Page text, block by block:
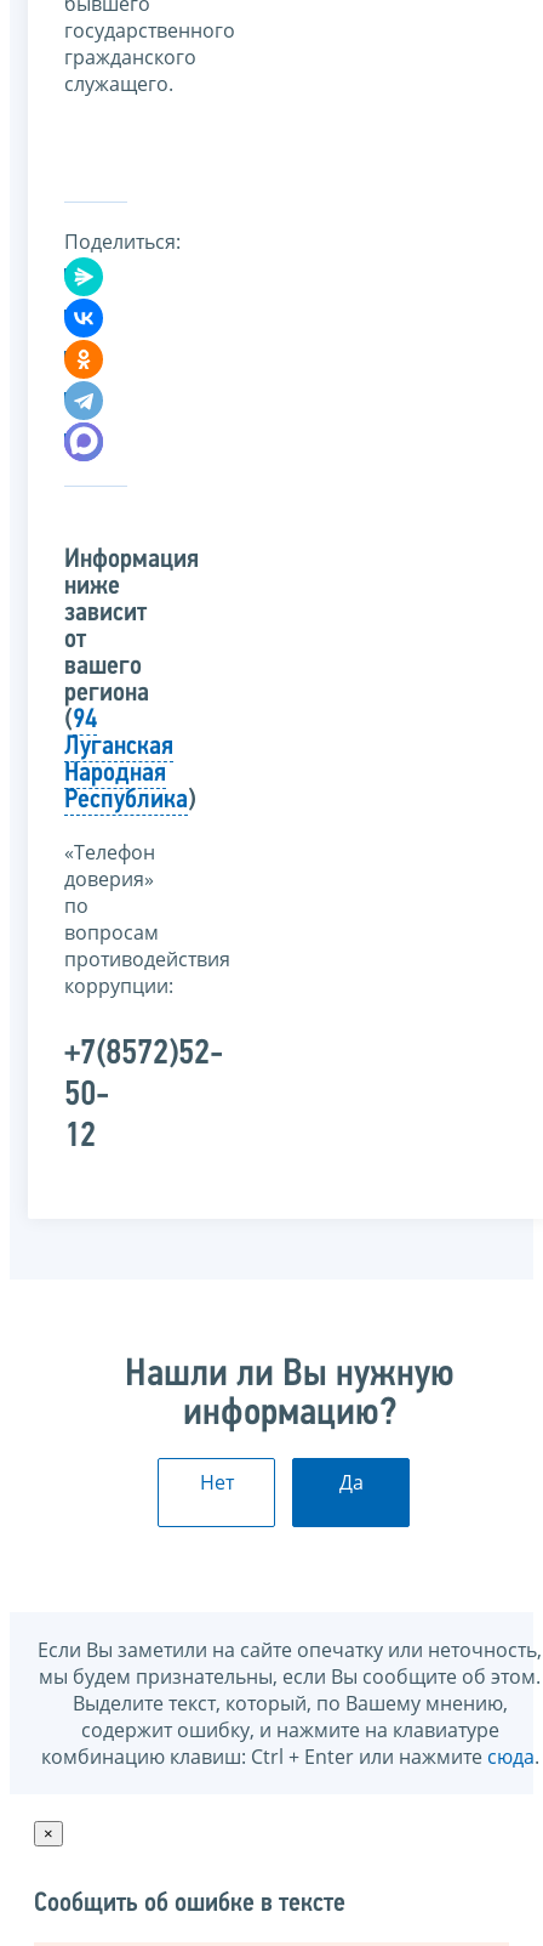
государственного
гражданского
служащего.
Поделиться:
Информация
ниже
зависит
от
вашего
региона
(94
Луганская
Народная
Республика)
«Телефон
доверия»
по
вопросам
противодействия
коррупции:
+7(8572)52-
50-
12
Нашли ли Вы нужную
информацию?
Нет Да
Если Вы заметили на сайте опечатку или неточность,
мы будем признательны, если Вы сообщите об этом.
Выделите текст, который, по Вашему мнению,
содержит ошибку, и нажмите на клавиатуре
комбинацию клавиш: Ctrl + Enter или нажмите сюда.
×
Сообщить об ошибке в тексте